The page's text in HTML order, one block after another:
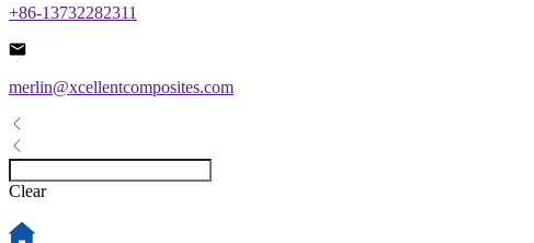
+86-13732282311
merlin@xcellentcomposites.com
Clear